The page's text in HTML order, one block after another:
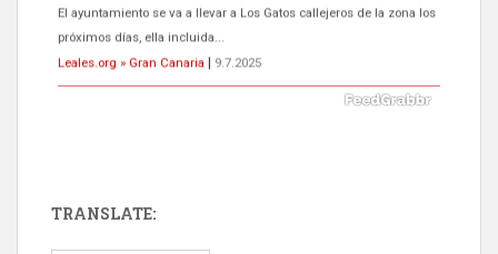
El ayuntamiento se va a llevar a Los Gatos callejeros de la zona los
próximos días, ella incluida...
Leales.org » Gran Canaria | 9.7.2025
TRANSLATE: